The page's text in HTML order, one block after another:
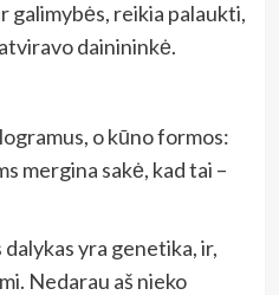
reikia palaukti,
dainininkė.
o kūno formos:
mergina sakė, kad tai –
yra genetika, ir,
Nedarau aš nieko